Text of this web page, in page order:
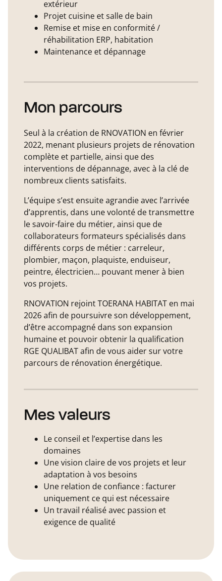
extérieur
Projet cuisine et salle de bain
Remise et mise en conformité /
réhabilitation ERP, habitation
Maintenance et dépannage
Mon parcours
Seul à la création de RNOVATION en février
2022, menant plusieurs projets de rénovation
complète et partielle, ainsi que des
interventions de dépannage, avec à la clé de
nombreux clients satisfaits.
L’équipe s’est ensuite agrandie avec l’arrivée
d’apprentis, dans une volonté de transmettre
le savoir-faire du métier, ainsi que de
collaborateurs formateurs spécialisés dans
différents corps de métier : carreleur,
plombier, maçon, plaquiste, enduiseur,
peintre, électricien… pouvant mener à bien
vos projets.
RNOVATION rejoint TOERANA HABITAT en mai
2026 afin de poursuivre son développement,
d’être accompagné dans son expansion
humaine et pouvoir obtenir la qualification
RGE QUALIBAT afin de vous aider sur votre
parcours de rénovation énergétique.
Mes valeurs
Le conseil et l’expertise dans les
domaines
Une vision claire de vos projets et leur
adaptation à vos besoins
Une relation de confiance : facturer
uniquement ce qui est nécessaire
Un travail réalisé avec passion et
exigence de qualité